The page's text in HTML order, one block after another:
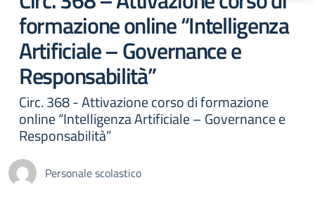
formazione online “Intelligenza
Artificiale – Governance e
Responsabilità”
Circ. 368 - Attivazione corso di formazione
online “Intelligenza Artificiale – Governance e
Responsabilità”
Personale scolastico